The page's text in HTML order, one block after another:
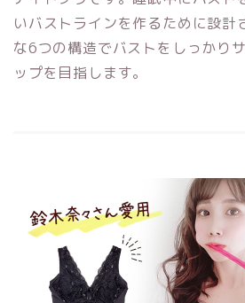
いバストラインを作るために設計
な6つの構造でバストをしっかり
ップを目指します。